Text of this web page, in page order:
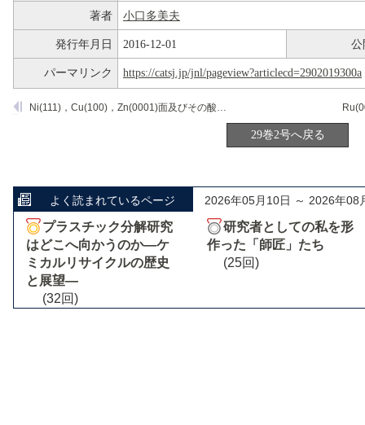
著者 小口多美夫
発行年月日 2016-12-01 公
パーマリンク https://catsj.jp/jnl/pageview?articlecd=2902019300a
Ni(111)，Cu(100)，Zn(0001)面及びその酸素吸着面でのCH OHの吸着状態
29巻2号へ戻る
よく読まれているページ 2026年05月10日 ～ 2026年08
プラスチック分解研究
はどこへ向かうのか―ケ
ミカルリサイクルの歴史
と展望―
(32回)
研究者としての私を形
作った「師匠」たち
(25回)